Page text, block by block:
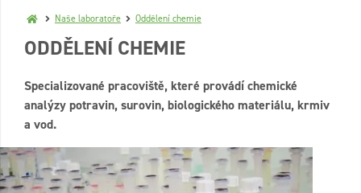
Naše laboratoře Oddělení chemie
ODDĚLENÍ CHEMIE
Specializované pracoviště, které provádí chemické
analýzy potravin, surovin, biologického materiálu, krmiv
a vod.